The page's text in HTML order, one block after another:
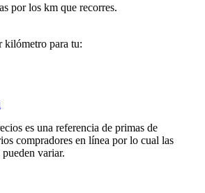
por los km que recorres.
kilómetro para tu:
es una referencia de primas de
compradores en línea por lo cual las
variar.